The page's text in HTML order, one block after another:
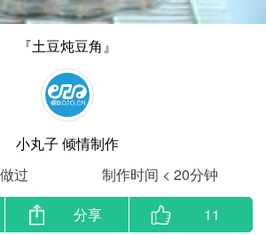
『土豆炖豆角』
小丸子 倾情制作
过
制作时间 < 20分钟
分享 11